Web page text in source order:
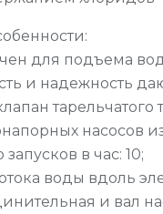
для подъема
и надежность
насосов
в час: 10;
воды вдоль
и вал